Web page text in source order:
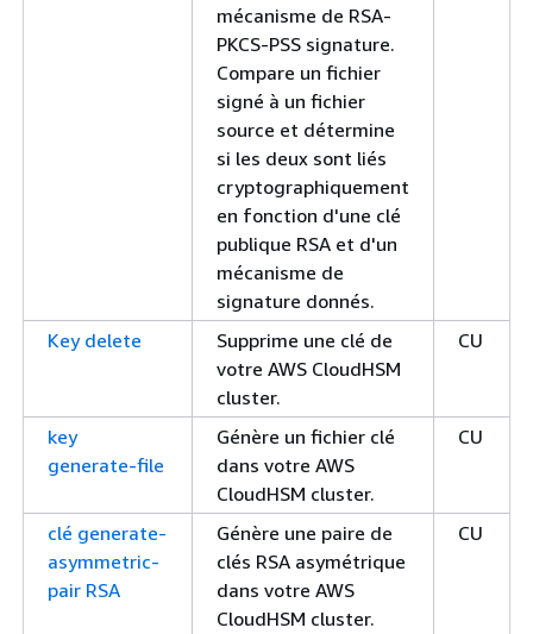
mécanisme de RSA-
PKCS-PSS signature.
Compare un fichier
signé à un fichier
source et détermine
si les deux sont liés
cryptographiquement
en fonction d'une clé
publique RSA et d'un
mécanisme de
signature donnés.
Key delete
Supprime une clé de
votre AWS CloudHSM
cluster.
CU
key
generate-file
Génère un fichier clé
dans votre AWS
CloudHSM cluster.
CU
clé generate-
asymmetric-
pair RSA
Génère une paire de
clés RSA asymétrique
dans votre AWS
CloudHSM cluster.
CU